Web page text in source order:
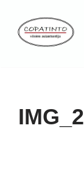
Skip